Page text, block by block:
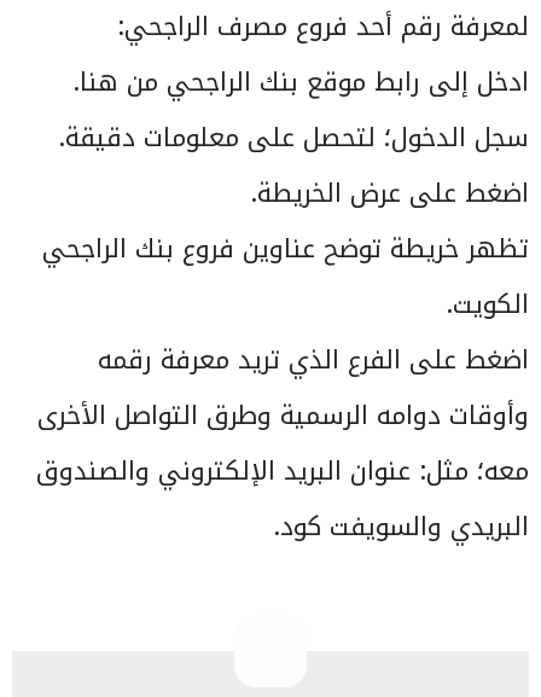
لمعرفة رقم أحد فروع مصرف الراجحي:
ادخل إلى رابط موقع بنك الراجحي من هنا.
سجل الدخول؛ لتحصل على معلومات دقيقة.
اضغط على عرض الخريطة.
تظهر خريطة توضح عناوين فروع بنك الراجحي
الكويت.
اضغط على الفرع الذي تريد معرفة رقمه
وأوقات دوامه الرسمية وطرق التواصل الأخرى
معه؛ مثل: عنوان البريد الإلكتروني والصندوق
البريدي والسويفت كود.